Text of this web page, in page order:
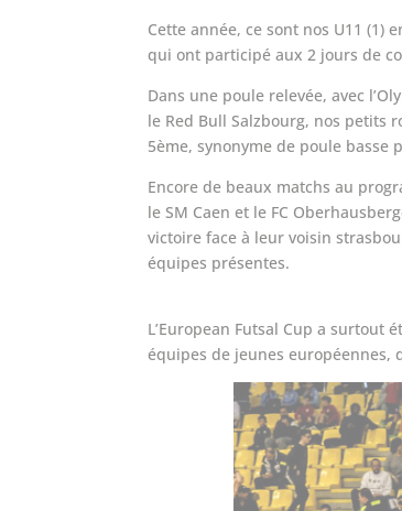
Cette année, ce sont nos U11 (1)
qui ont participé aux 2 jours de
Dans une poule relevée, avec
le Red Bull Salzbourg, nos petits
5ème, synonyme de poule basse
Encore de beaux matchs au
le SM Caen et le FC
victoire face à leur voisin
équipes présentes.
L’European Futsal Cup a
équipes de jeunes européennes,